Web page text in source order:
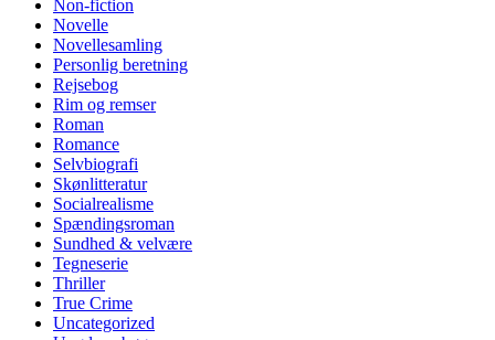
Non-fiction
Novelle
Novellesamling
Personlig beretning
Rejsebog
Rim og remser
Roman
Romance
Selvbiografi
Skønlitteratur
Socialrealisme
Spændingsroman
Sundhed & velvære
Tegneserie
Thriller
True Crime
Uncategorized